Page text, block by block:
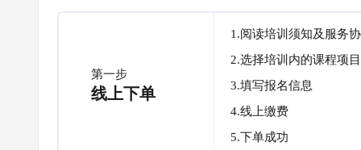
第一步
线上下单
1.阅读培训须知及服务
2.选择培训内的课程项目
3.填写报名信息
4.线上缴费
5.下单成功